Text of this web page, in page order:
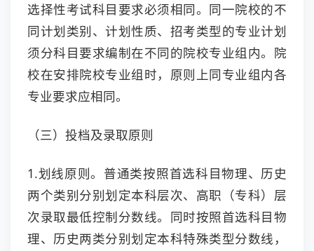
选择性考试科目要求必须相同。同一院校的不
同计划类别、计划性质、招考类型的专业计划
须分科目要求编制在不同的院校专业组内。院
校在安排院校专业组时，原则上同专业组内各
专业要求应相同。
（三）投档及录取原则
1.划线原则。普通类按照首选科目物理、历史
两个类别分别划定本科层次、高职（专科）层
次录取最低控制分数线。同时按照首选科目物
理、历史两类分别划定本科特殊类型分数线，